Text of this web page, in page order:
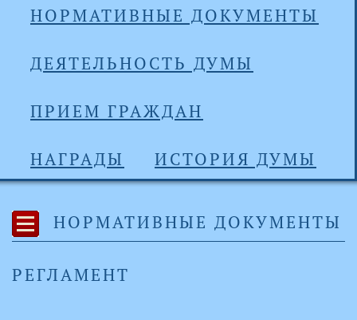
НОРМАТИВНЫЕ ДОКУМЕНТЫ
ДЕЯТЕЛЬНОСТЬ ДУМЫ
ПРИЕМ ГРАЖДАН
НАГРАДЫ ИСТОРИЯ ДУМЫ
НОРМАТИВНЫЕ ДОКУМЕНТЫ
РЕГЛАМЕНТ